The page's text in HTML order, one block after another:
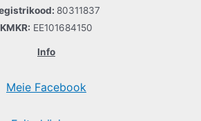
80311837
KMKR: EE101684150
Info
Meie Facebook